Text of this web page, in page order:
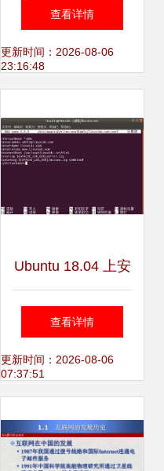
名如何准备与检查
查看详情
更新时间：2026-08-06
23:16:48
Ubuntu 18.04 上安
装和配置 Apache
2 Web 服务器的方
查看详情
更新时间：2026-08-06
07:37:51